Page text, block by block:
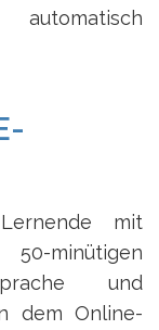
automatisch
mit
minütigen
und
dem Online-